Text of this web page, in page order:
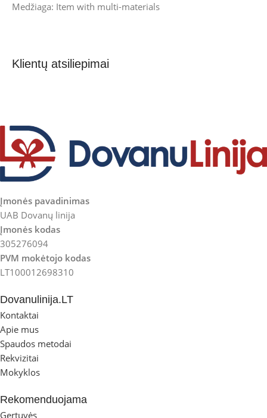
Medžiaga: Item with multi-materials
Klientų atsiliepimai
Įmonės pavadinimas
UAB Dovanų linija
Įmonės kodas
305276094
PVM mokėtojo kodas
LT100012698310
Dovanulinija.LT
Kontaktai
Apie mus
Spaudos metodai
Rekvizitai
Mokyklos
Rekomenduojama
Gertuvės